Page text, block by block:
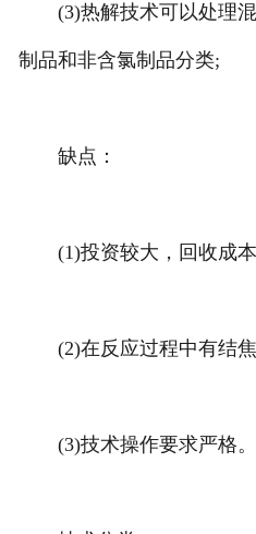
(3)热解技术可以处理混
制品和非含氯制品分类;
缺点：
(1)投资较大，回收成本
(2)在反应过程中有结
(3)技术操作要求严格。